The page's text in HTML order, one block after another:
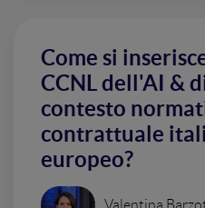
Come si
CCNL dell'AI &
contesto
contrattuale
europeo?
Valentina